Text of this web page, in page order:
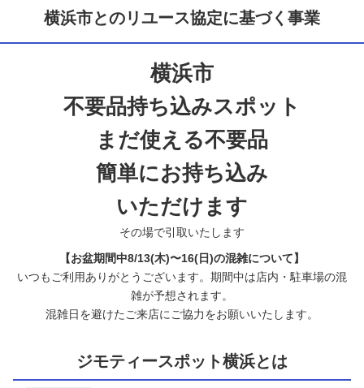
横浜市とのリユース協定に基づく事業
横浜市
不要品持ち込みスポット
まだ使える不要品
簡単にお持ち込み
いただけます
その場で引取いたします
【お盆期間中8/13(木)〜16(日)の混雑について】
いつもご利用ありがとうございます。期間中は店内・駐車場の混
雑が予想されます。
混雑日を避けたご来店にご協力をお願いいたします。
ジモティースポット横浜とは